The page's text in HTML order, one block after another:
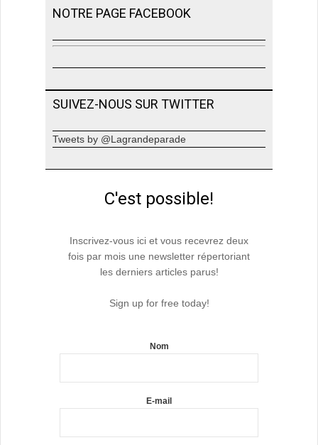
NOTRE PAGE FACEBOOK
SUIVEZ-NOUS SUR TWITTER
Tweets by @Lagrandeparade
C'est possible!
Inscrivez-vous ici et vous recevrez deux
fois par mois une newsletter répertoriant
les derniers articles parus!
Sign up for free today!
Nom
E-mail